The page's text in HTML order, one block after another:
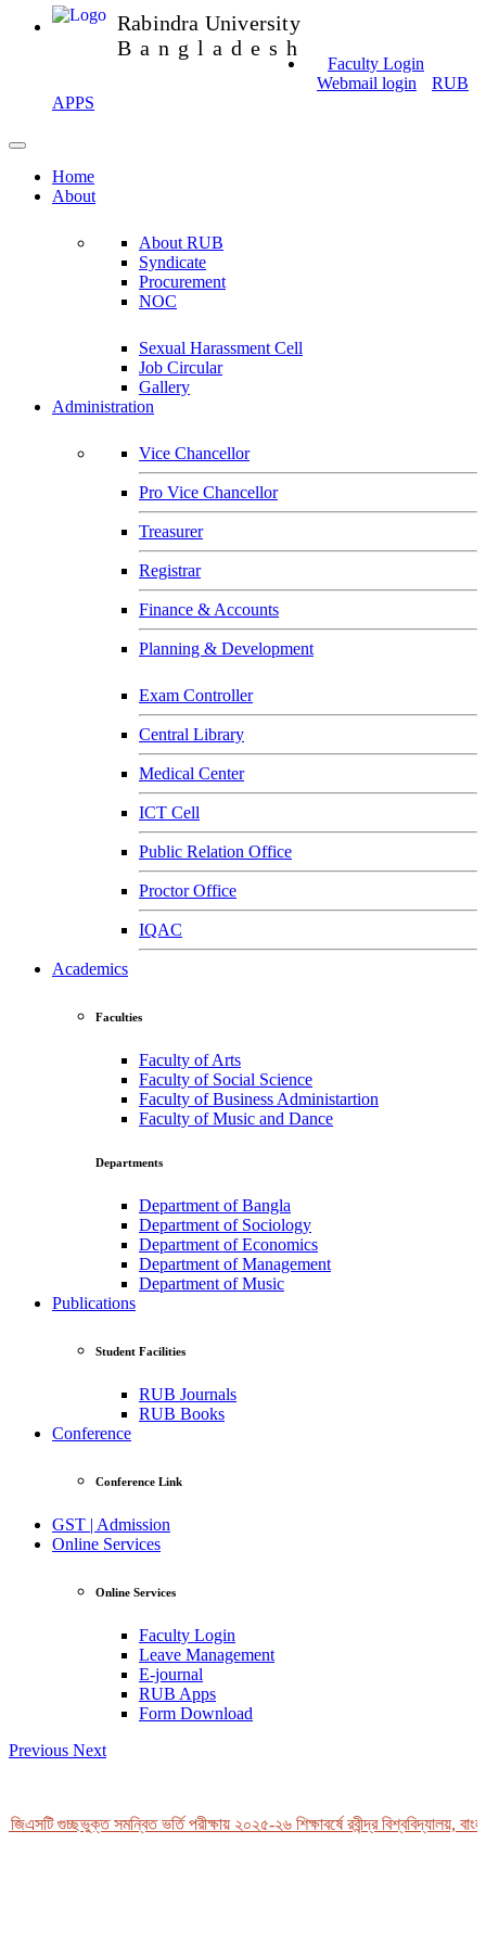
Rabindra University
Bangladesh
Faculty Login
Webmail login
RUB
APPS
Home
About
About RUB
Syndicate
Procurement
NOC
Sexual Harassment Cell
Job Circular
Gallery
Administration
Vice Chancellor
Pro Vice Chancellor
Treasurer
Registrar
Finance & Accounts
Planning & Development
Exam Controller
Central Library
Medical Center
ICT Cell
Public Relation Office
Proctor Office
IQAC
Academics
Faculties
Faculty of Arts
Faculty of Social Science
Faculty of Business Administartion
Faculty of Music and Dance
Departments
Department of Bangla
Department of Sociology
Department of Economics
Department of Management
Department of Music
Publications
Student Facilities
RUB Journals
RUB Books
Conference
Conference Link
GST | Admission
Online Services
Online Services
Faculty Login
Leave Management
E-journal
RUB Apps
Form Download
Previous Next
গুচ্ছভুক্ত সমন্বিত ভর্তি পরীক্ষায় ২০২৫-২৬ শিক্ষাবর্ষে রবীন্দ্র বিশ্ববিদ্যালয়,